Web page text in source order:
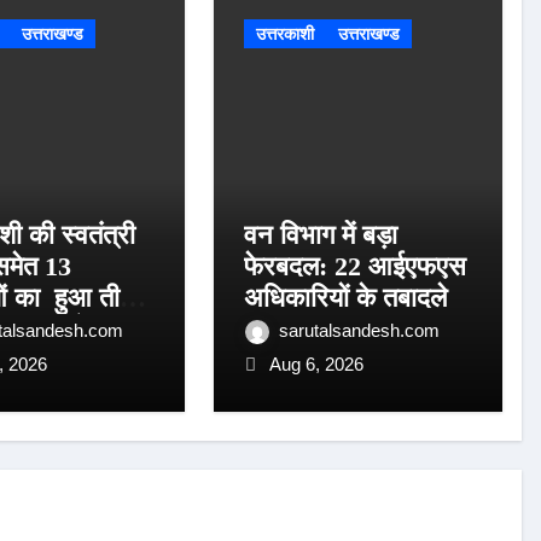
उत्तराखण्ड
की स्वतंत्री
13
का हुआ तीलू
के लिय
2026
उत्तरकाशी उत्तराखण्ड
वन विभाग में बड़ा
फेरबदल: 22 आईएफएस
अधिकारियों के तबादले
sarutalsandesh.com
Aug 6, 2026